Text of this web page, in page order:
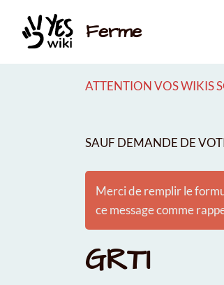
Aller au contenu principal
Ferme
ATTENTION VOS WIKIS
SAUF DEMANDE DE
Merci de remplir le
ce message comme
GRTI